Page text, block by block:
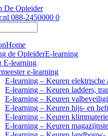
088-2450000 0
Home
E-learning
E-learning
e-learning
E-learning – Keuren
E-learning – Keuren ladders,
E-learning – Keuren
E-learning – Keuren hijs- en
E-learning – Keuren
E-learning – Keuren